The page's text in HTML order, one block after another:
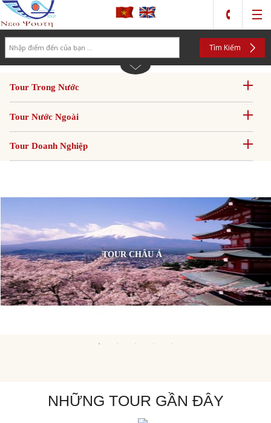
Tìm Kiếm
Tour Trong Nước
Tour Nước Ngoài
Tour Doanh Nghiệp
TOUR CHÂU Á
NHỮNG TOUR GẦN ĐÂY